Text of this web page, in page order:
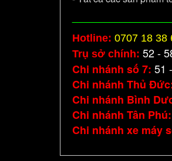
Hotline: 0707 18 38
Trụ sở chính: 52 -
Chi nhánh số 7: 51
Chi nhánh Thủ
Chi nhánh Bình
Chi nhánh Tân Phú:
Chi nhánh xe máy